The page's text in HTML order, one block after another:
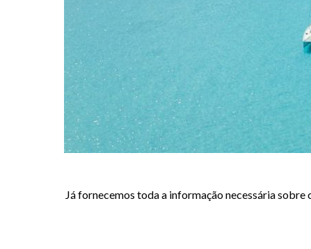
Já fornecemos toda a informação necessária